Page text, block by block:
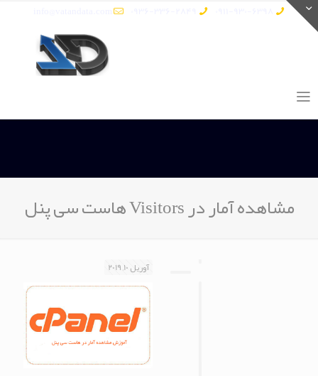
مشاهده آمار در Visitors هاست سی پنل
آوریل 10, 2019